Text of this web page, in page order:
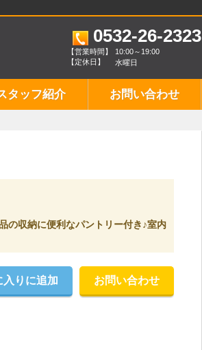
0532-26-2323
【営業時間】
10:00～19:00
【定休日】
水曜日
タッフ紹介 お問い合わせ
の収納に便利なパントリー付き♪室内
お問い合わせ
入りに追加